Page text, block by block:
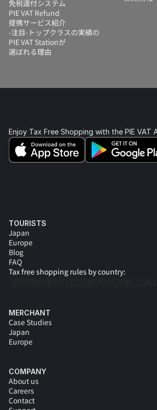
免税還付システム
PIE VAT Refund
提携サービス紹介
-注目-トップクラスの実績の
PIE VAT Stationが
選ばれる理由
Enjoy Tax Free Shopping with the PIE VAT
TOURISTS
Japan
Europe
Blog
FAQ
Tax free shopping rules by country:
MERCHANT
Case Studies
Japan
Europe
COMPANY
About us
Careers
Contact